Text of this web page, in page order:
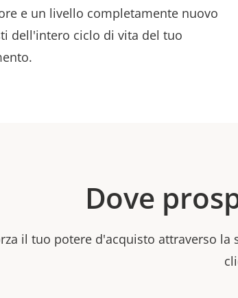
e un livello completamente nuovo
dell'intero ciclo di vita del tuo
Dove
il tuo potere d'acquisto attraverso